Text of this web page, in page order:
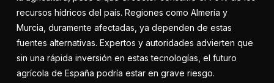
recursos hídricos del país. Regiones como Almería y
Murcia, duramente afectadas, ya dependen de estas
fuentes alternativas. Expertos y autoridades advierten que
sin una rápida inversión en estas tecnologías, el futuro
agrícola de España podría estar en grave riesgo.